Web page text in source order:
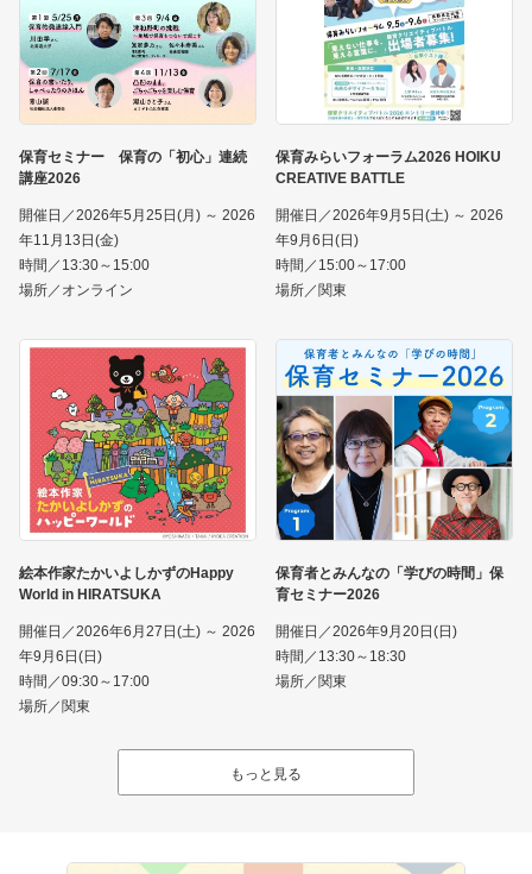
保育セミナー 保育の「初心」連続
講座2026
開催日／2026年5月25日(月) ～ 2026
年11月13日(金)
時間／13:30～15:00
場所／オンライン
保育みらいフォーラム2026 HOIKU
CREATIVE BATTLE
開催日／2026年9月5日(土) ～ 2026
年9月6日(日)
時間／15:00～17:00
場所／関東
絵本作家たかいよしかずのHappy
World in HIRATSUKA
開催日／2026年6月27日(土) ～ 2026
年9月6日(日)
時間／09:30～17:00
場所／関東
保育者とみんなの「学びの時間」保
育セミナー2026
開催日／2026年9月20日(日)
時間／13:30～18:30
場所／関東
もっと見る